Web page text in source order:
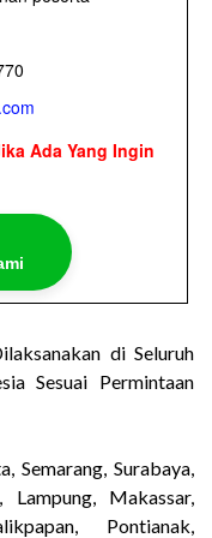
Ada Yang Ingin
di Seluruh
Sesuai Permintaan
Semarang, Surabaya,
Makassar,
Pontianak,